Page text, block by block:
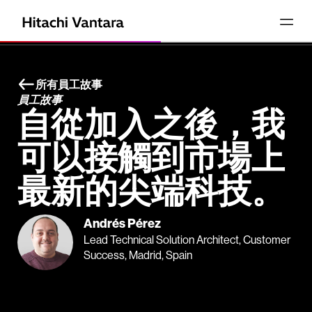
所有員工故事
員工故事
自從加入之後，我
可以接觸到市場上
最新的尖端科技。
Andrés Pérez
Lead Technical Solution Architect, Customer
Success, Madrid, Spain